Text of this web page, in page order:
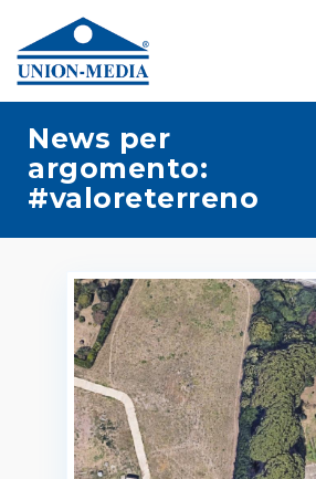
News per
argomento:
#valoreterreno